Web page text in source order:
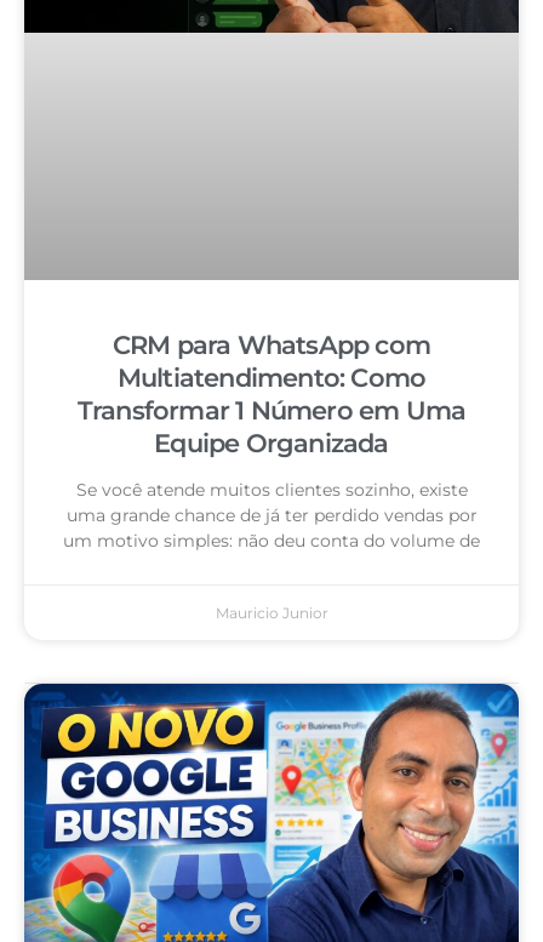
CRM para WhatsApp com
Multiatendimento: Como
Transformar 1 Número em Uma
Equipe Organizada
Se você atende muitos clientes sozinho, existe
uma grande chance de já ter perdido vendas por
um motivo simples: não deu conta do volume de
Mauricio Junior